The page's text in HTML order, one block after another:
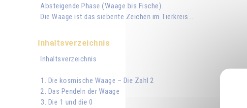
Absteigende Phase (Waage bis Fische).
Die Waage ist das siebente Zeichen im Tierkreis...
Inhaltsverzeichnis
Inhaltsverzeichnis
1. Die kosmische Waage – Die Zahl 2
2. Das Pendeln der Waage
3. Die 1 und die 0